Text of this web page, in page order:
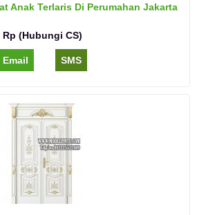
Anak Terlaris Di Perumahan Jakarta
Rp (Hubungi CS)
Email SMS